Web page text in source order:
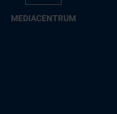
ME­DIA­CEN­TRUM